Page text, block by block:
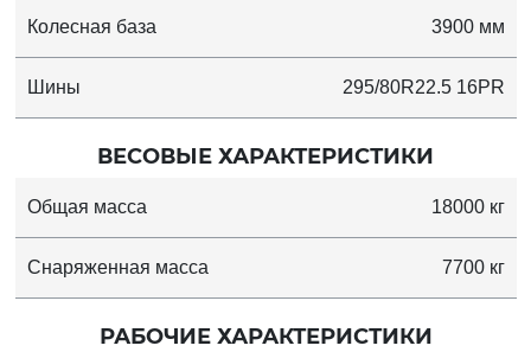
Колесная база 3900 мм
Шины 295/80R22.5 16PR
ВЕСОВЫЕ ХАРАКТЕРИСТИКИ
Общая масса 18000 кг
Снаряженная масса 7700 кг
РАБОЧИЕ ХАРАКТЕРИСТИКИ